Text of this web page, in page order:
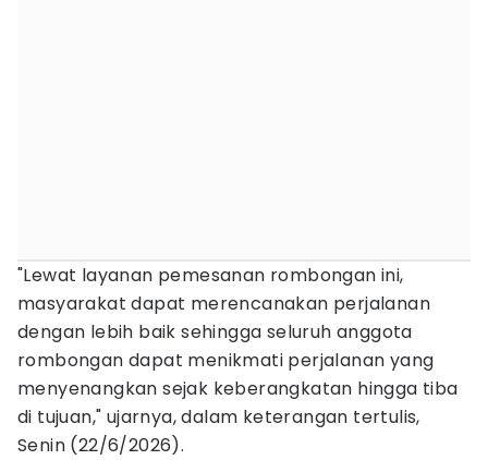
"Lewat layanan pemesanan rombongan ini,
masyarakat dapat merencanakan perjalanan
dengan lebih baik sehingga seluruh anggota
rombongan dapat menikmati perjalanan yang
menyenangkan sejak keberangkatan hingga tiba
di tujuan," ujarnya, dalam keterangan tertulis,
Senin (22/6/2026).